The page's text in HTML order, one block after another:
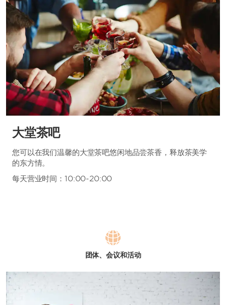
大堂茶吧
您可以在我们温馨的大堂茶吧悠闲地品尝茶香，释放茶美学
的东方情。
每天营业时间：10:00-20:00
团体、会议和活动